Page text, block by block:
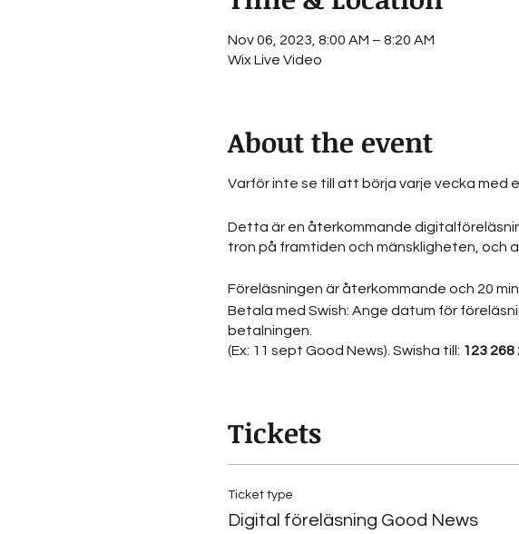
Nov 06, 2023, 8:00 AM – 8:20 AM
Wix Live Video
About the event
Varför inte se till att börja varje vecka med
Detta är en återkommande
tron på framtiden och mänskligheten, och
Föreläsningen är återkommande och 20
Betala med Swish: Ange datum för
betalningen.
(Ex: 11 sept Good News). Swisha till: 123 268
Välkommen att delta!
Tickets
Ticket type
Digital föreläsning Good News